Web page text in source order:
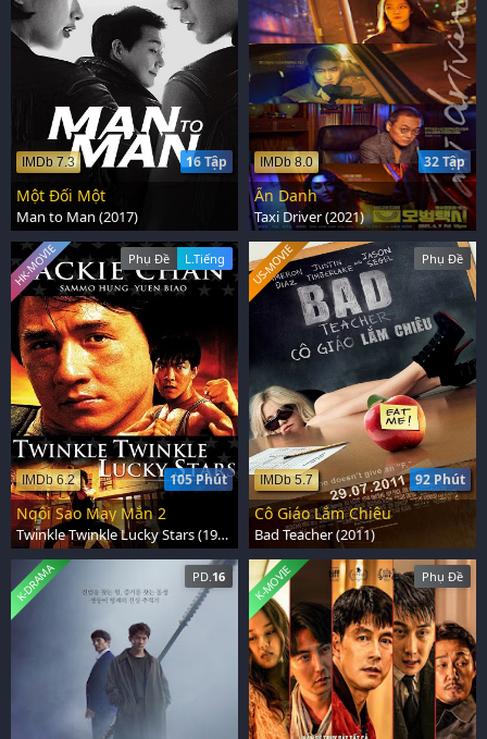
16 Tập
IMDb 7.3
Một Đối Một
Man to Man (2017)
32 Tập
IMDb 8.0
Ẩn Danh
Taxi Driver (2021)
Phụ Đề L.Tiếng
105 Phút
IMDb 6.2
HK-MOVIE
Ngôi Sao May Mắn 2
Twinkle Twinkle Lucky Stars (1985)
Phụ Đề
92 Phút
IMDb 5.7
US-MOVIE
Cô Giáo Lắm Chiêu
Bad Teacher (2011)
PD.16
K-DRAMA Phụ Đề
K-MOVIE